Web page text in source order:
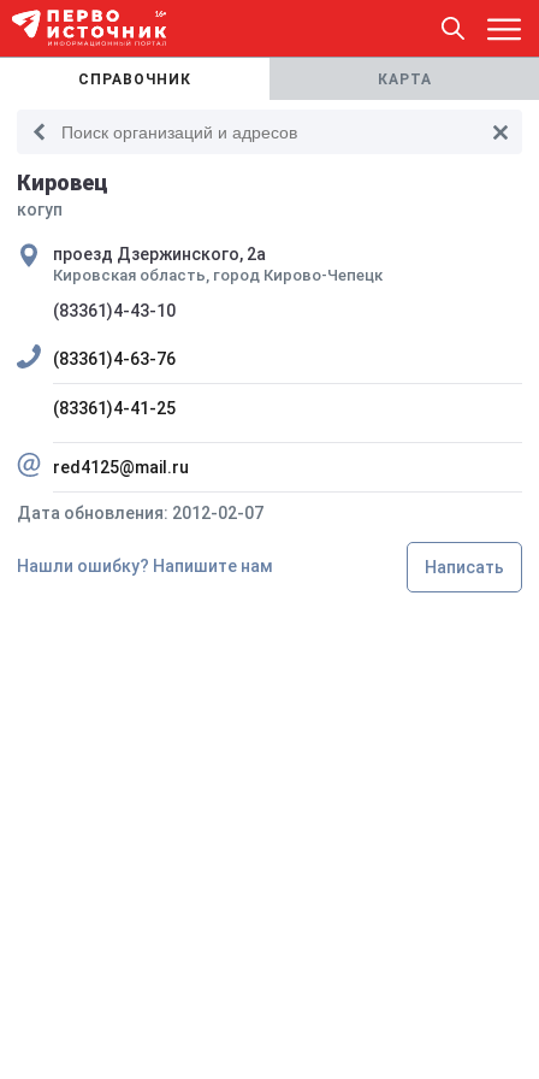
СПРАВОЧНИК КАРТА
Кировец
когуп
проезд Дзержинского, 2а
Кировская область, город Кирово-Чепецк
(83361)4-43-10
(83361)4-63-76
(83361)4-41-25
red4125@mail.ru
Дата обновления: 2012-02-07
Нашли ошибку? Напишите нам Написать